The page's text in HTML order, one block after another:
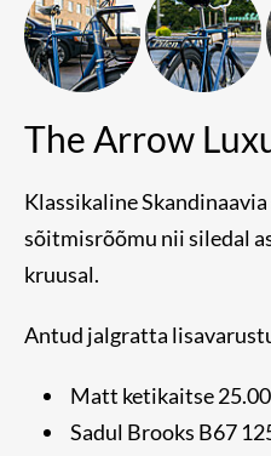
The Arrow
Klassikaline
sõitmisrõõmu nii siledal
kruusal.
Antud jalgratta
Matt ketikaitse 25.00
Sadul Brooks B67